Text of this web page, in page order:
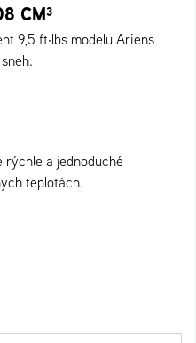
CM³
9,5 ft·lbs modelu Ariens
a jednoduché
teplotách.